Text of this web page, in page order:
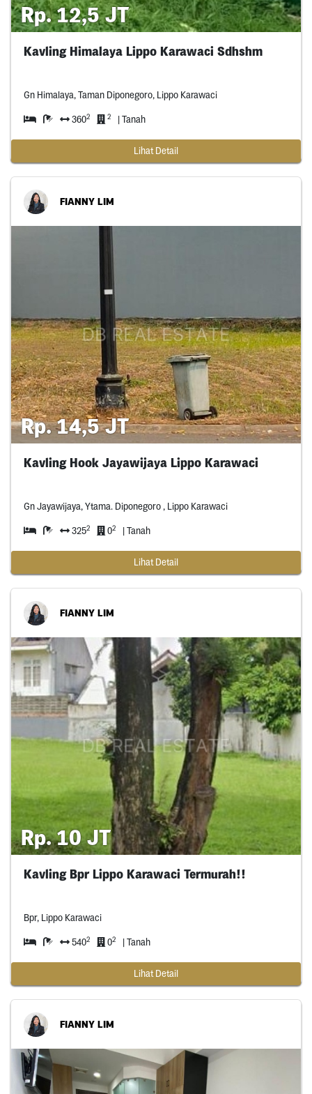
Rp. 12,5 JT
Kavling Himalaya Lippo Karawaci Sdhshm
Gn Himalaya, Taman Diponegoro, Lippo Karawaci
3602 2 | Tanah
Lihat Detail
FIANNY LIM
Rp. 14,5 JT
Kavling Hook Jayawijaya Lippo Karawaci
Gn Jayawijaya, Ytama. Diponegoro , Lippo Karawaci
3252 02 | Tanah
Lihat Detail
FIANNY LIM
Rp. 10 JT
Kavling Bpr Lippo Karawaci Termurah!!
Bpr, Lippo Karawaci
5402 02 | Tanah
Lihat Detail
FIANNY LIM